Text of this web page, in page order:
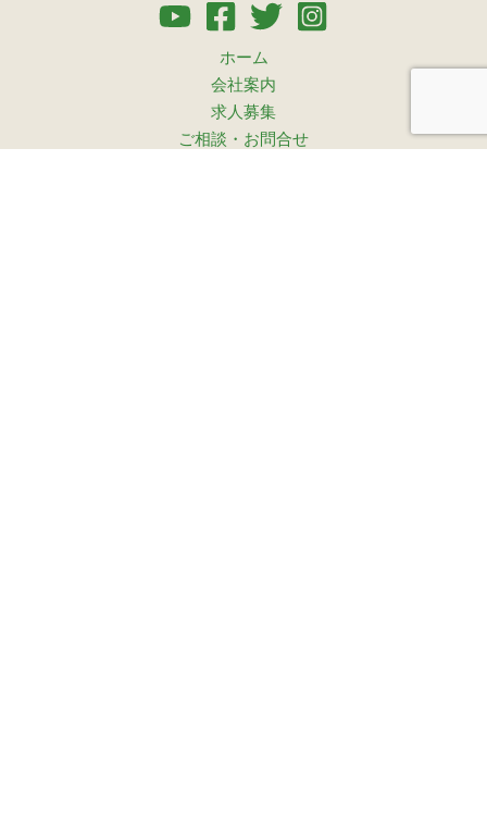
ホーム
会社案内
求人募集
ご相談・お問合せ